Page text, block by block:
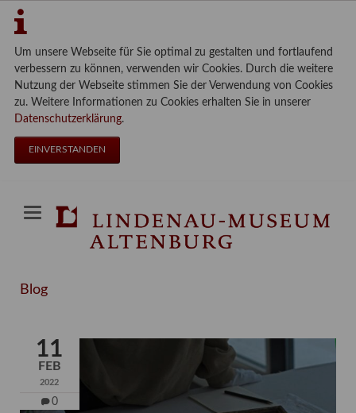
Um unsere Webseite für Sie optimal zu gestalten und fortlaufend
verbessern zu können, verwenden wir Cookies. Durch die weitere
Nutzung der Webseite stimmen Sie der Verwendung von Cookies
zu. Weitere Informationen zu Cookies erhalten Sie in unserer
Datenschutzerklärung.
EINVERSTANDEN
Blog
11
FEB
2022
0